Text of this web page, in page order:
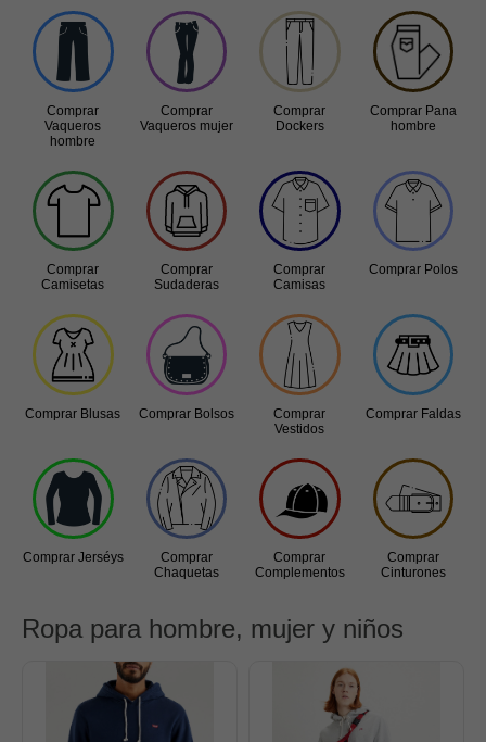
Vaqueros mujer
Dockers
Pana hombre
Camisetas
Sudaderas
Camisas
Polos
Bolsos
Vestidos
Faldas
Chaquetas
Complementos
Cinturones
Bufandas y pañuelos
Calzado
Gabardina invierno hombre
Gabardina verano hombre
Comprar
Vaqueros
hombre
Comprar
Vaqueros mujer
Comprar
Dockers
Comprar Pana
hombre
Comprar
Camisetas
Comprar
Sudaderas
Comprar
Camisas
Comprar Polos
Comprar Blusas Comprar Bolsos
Comprar
Vestidos
Comprar Faldas
Comprar Jerséys
Comprar
Chaquetas
Comprar
Complementos
Comprar
Cinturones
Ropa para hombre, mujer y niños